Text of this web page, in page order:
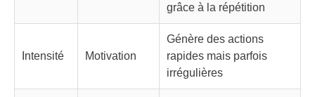
grâce à la répétition
Intensité Motivation
Génère des actions
rapides mais parfois
irrégulières